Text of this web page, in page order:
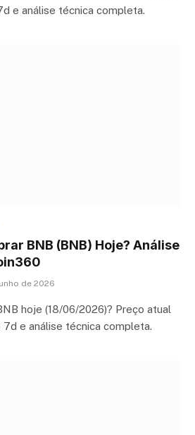
e análise técnica completa.
BNB (BNB) Hoje? Análise
de 2026
hoje (18/06/2026)? Preço atual
e análise técnica completa.